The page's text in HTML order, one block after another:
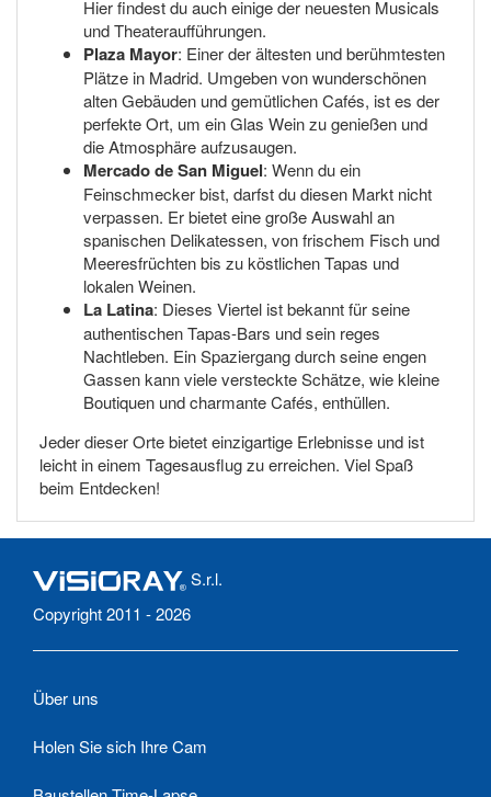
Hier findest du auch einige der neuesten Musicals
und Theateraufführungen.
Plaza Mayor: Einer der ältesten und berühmtesten
Plätze in Madrid. Umgeben von wunderschönen
alten Gebäuden und gemütlichen Cafés, ist es der
perfekte Ort, um ein Glas Wein zu genießen und
die Atmosphäre aufzusaugen.
Mercado de San Miguel: Wenn du ein
Feinschmecker bist, darfst du diesen Markt nicht
verpassen. Er bietet eine große Auswahl an
spanischen Delikatessen, von frischem Fisch und
Meeresfrüchten bis zu köstlichen Tapas und
lokalen Weinen.
La Latina: Dieses Viertel ist bekannt für seine
authentischen Tapas-Bars und sein reges
Nachtleben. Ein Spaziergang durch seine engen
Gassen kann viele versteckte Schätze, wie kleine
Boutiquen und charmante Cafés, enthüllen.
Jeder dieser Orte bietet einzigartige Erlebnisse und ist
leicht in einem Tagesausflug zu erreichen. Viel Spaß
beim Entdecken!
S.r.l.
Copyright 2011 - 2026
Über uns
Holen Sie sich Ihre Cam